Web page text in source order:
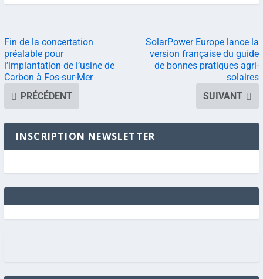
Fin de la concertation
préalable pour
l’implantation de l’usine de
Carbon à Fos-sur-Mer
PRÉCÉDENT
SolarPower Europe lance la
version française du guide
de bonnes pratiques agri-
solaires
SUIVANT
INSCRIPTION NEWSLETTER